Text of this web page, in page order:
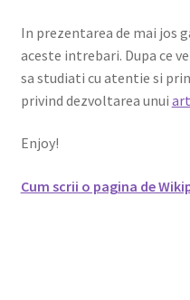
In prezentarea de mai jos
aceste intrebari. Dupa ce
sa studiati cu atentie si
privind dezvoltarea unui
Enjoy!
Cum scrii o pagina de